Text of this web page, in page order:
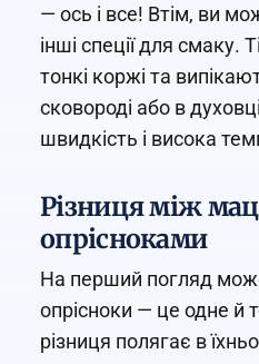
— ось і все! Втім, ви
інші спеції для смаку.
тонкі коржі та
сковороді або в
швидкість і висока
Різниця між
опрісноками
На перший погляд
опрісноки — це одне й
різниця полягає в